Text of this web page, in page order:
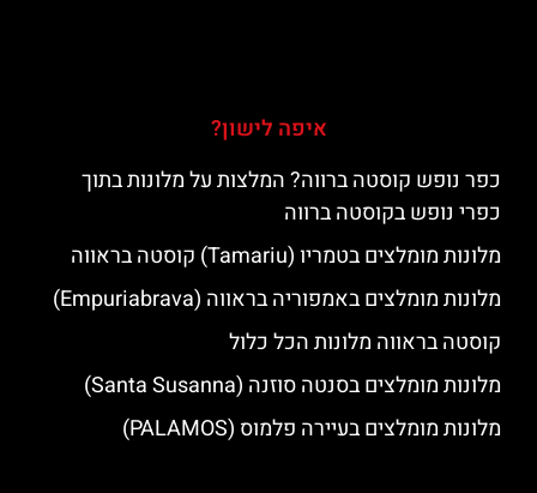
איפה לישון?
כפר נופש קוסטה ברווה? המלצות על מלונות בתוך
כפרי נופש בקוסטה ברווה
מלונות מומלצים בטמריו (Tamariu) קוסטה בראווה
מלונות מומלצים באמפוריה בראווה (Empuriabrava)
קוסטה בראווה מלונות הכל כלול
מלונות מומלצים בסנטה סוזנה (Santa Susanna)
מלונות מומלצים בעיירה פלמוס (PALAMOS)